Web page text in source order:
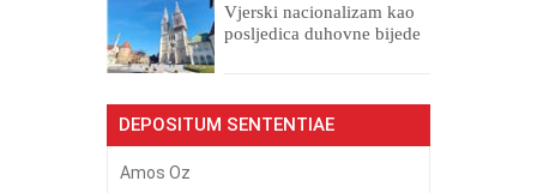
​Vjerski nacionalizam kao
posljedica duhovne bijede
DEPOSITUM SENTENTIAE
Amos Oz